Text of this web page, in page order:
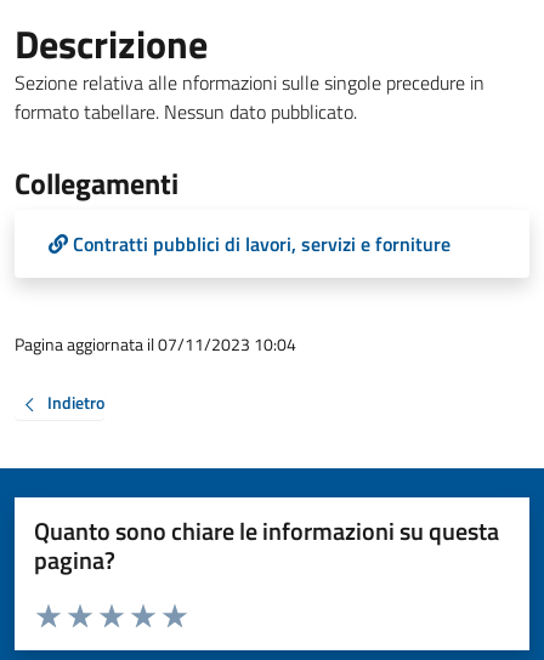
Descrizione
Sezione relativa alle nformazioni sulle singole precedure in
formato tabellare. Nessun dato pubblicato.
Collegamenti
Contratti pubblici di lavori, servizi e forniture
Pagina aggiornata il 07/11/2023 10:04
Indietro
Quanto sono chiare le informazioni su questa
pagina?
Valuta da 1 a 5 stelle la pagina
Valuta 5 stelle su 5
Valuta 4 stelle su 5
Valuta 3 stelle su 5
Valuta 2 stelle su 5
Valuta 1 stelle su 5